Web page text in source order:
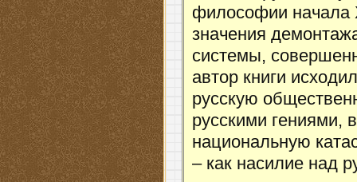
философии начала
значения
системы,
автор книги
русскую
русскими гениями,
национальную
– как насилие над